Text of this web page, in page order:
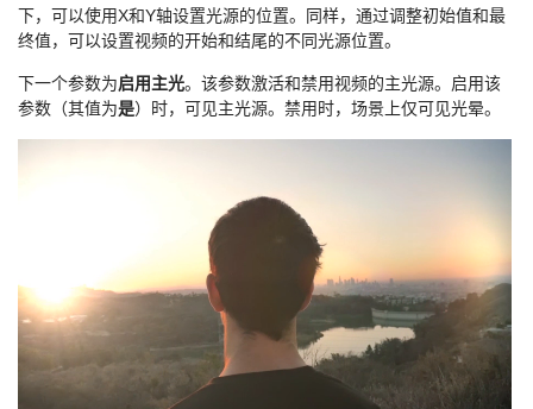
下，可以使用X和Y轴设置光源的位置。同样，通过调整初始值和最
终值，可以设置视频的开始和结尾的不同光源位置。
下一个参数为启用主光。该参数激活和禁用视频的主光源。启用该
参数（其值为是）时，可见主光源。禁用时，场景上仅可见光晕。